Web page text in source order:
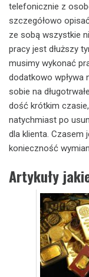
telefonicznie z
szczegółowo
ze sobą wszystkie
pracy jest dłuższy
musimy wykonać
dodatkowo wpływa
sobie na
dość krótkim
natychmiast po
dla klienta. Czasem
konieczność
Artykuły